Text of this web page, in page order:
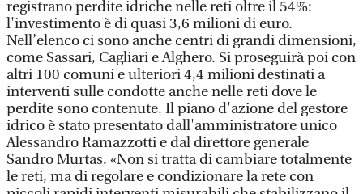
registrano perdite idriche nelle reti oltre il 54%:
l'investimento è di quasi 3,6 milioni di euro.
Nell’elenco ci sono anche centri di grandi dimensioni,
come Sassari, Cagliari e Alghero. Si proseguirà poi con
altri 100 comuni e ulteriori 4,4 milioni destinati a
interventi sulle condotte anche nelle reti dove le
perdite sono contenute. Il piano d'azione del gestore
idrico è stato presentato dall'amministratore unico
Alessandro Ramazzotti e dal direttore generale
Sandro Murtas. «Non si tratta di cambiare totalmente
le reti, ma di regolare e condizionare la rete con